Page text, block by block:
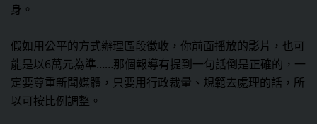
身。
假如用公平的方式辦理區段徵收，你前面播放的影片，也可
能是以6萬元為準……那個報導有提到一句話倒是正確的，一
定要尊重新聞媒體，只要用行政裁量、規範去處理的話，所
以可按比例調整。